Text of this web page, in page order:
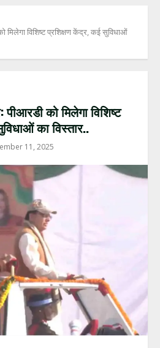
मिलेगा विशिष्ट प्रशिक्षण केंद्र, कई सुविधाओं
पीआरडी को मिलेगा विशिष्ट
का विस्तार..
11, 2025